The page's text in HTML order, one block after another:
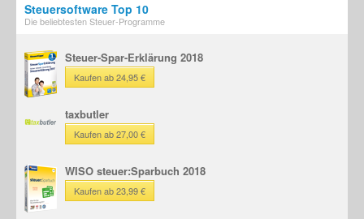
Steuersoftware Top 10
Die beliebtesten Steuer-Programme
Steuer-Spar-Erklärung 2018
Kaufen ab 24,95 €
taxbutler
Kaufen ab 27,00 €
WISO steuer:Sparbuch 2018
Kaufen ab 23,99 €